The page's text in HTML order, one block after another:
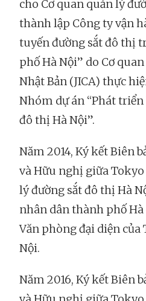
cho Cơ quan quản lý
thành lập Công ty vận
tuyến đường sắt đô thị
phố Hà Nội” do Cơ
Nhật Bản (JICA) thực
Nhóm dự án “Phát
đô thị Hà Nội”.
Năm 2014, Ký kết Biên
và Hữu nghị giữa
lý đường sắt đô thị Hà
nhân dân thành phố
Văn phòng đại diện
Nội.
Năm 2016, Ký kết Biên